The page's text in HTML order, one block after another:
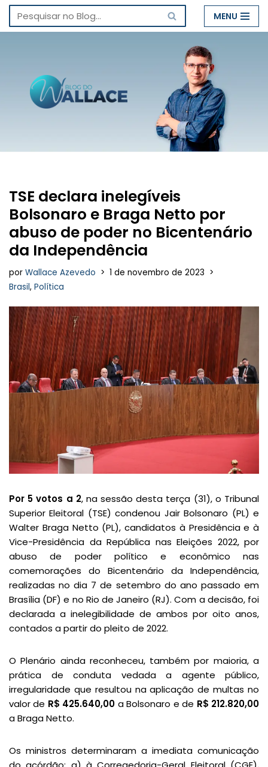
Pular
conteúdo
MENU
TSE declara inelegíveis
Bolsonaro e Braga Netto por
abuso de poder no Bicentenário
da Independência
por Wallace Azevedo
1 de novembro de 2023
Brasil, Política
Por 5 votos a 2, na sessão desta terça (31), o Tribunal
Superior Eleitoral (TSE) condenou Jair Bolsonaro (PL) e
Walter Braga Netto (PL), candidatos à Presidência e à
Vice-Presidência da República nas Eleições 2022, por
abuso de poder político e econômico nas
comemorações do Bicentenário da Independência,
realizadas no dia 7 de setembro do ano passado em
Brasília (DF) e no Rio de Janeiro (RJ). Com a decisão, foi
declarada a inelegibilidade de ambos por oito anos,
contados a partir do pleito de 2022.
O Plenário ainda reconheceu, também por maioria, a
prática de conduta vedada a agente público,
irregularidade que resultou na aplicação de multas no
valor de R$ 425.640,00 a Bolsonaro e de R$ 212.820,00
a Braga Netto.
Os ministros determinaram a imediata comunicação